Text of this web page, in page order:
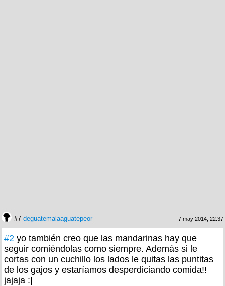
#7 deguatemalaaguatepeor 7 may 2014, 22:37
#2 yo también creo que las mandarinas hay que
seguir comiéndolas como siempre. Además si le
cortas con un cuchillo los lados le quitas las puntitas
de los gajos y estaríamos desperdiciando comida!!
jajaja :|